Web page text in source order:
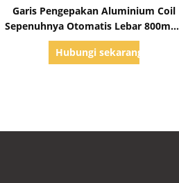
Garis Pengepakan Aluminium Coil
Sepenuhnya Otomatis Lebar 800mm-
2300mm Dengan Stasiun Roller
Hubungi sekarang